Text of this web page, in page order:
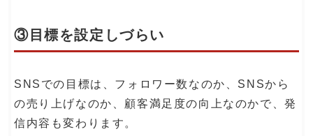
③目標を設定しづらい
SNSでの目標は、フォロワー数なのか、SNSから
の売り上げなのか、顧客満足度の向上なのかで、発
信内容も変わります。